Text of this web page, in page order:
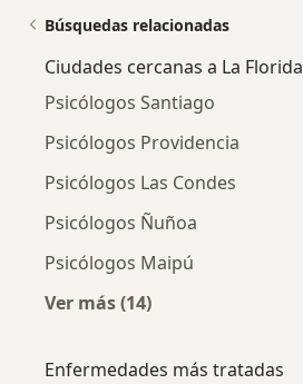
Búsquedas relacionadas
Ciudades cercanas a La Florida
Psicólogos Santiago
Psicólogos Providencia
Psicólogos Las Condes
Psicólogos Ñuñoa
Psicólogos Maipú
Ver más (14)
Enfermedades más tratadas